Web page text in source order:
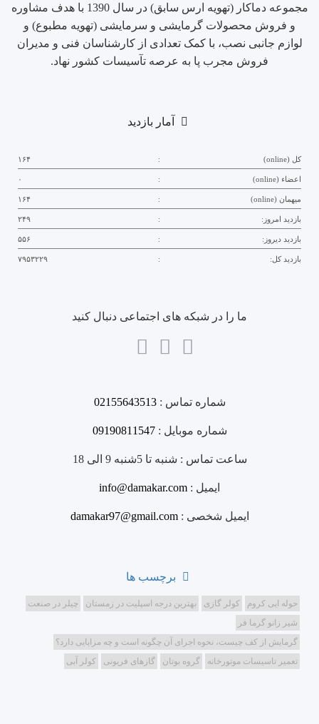
مجموعه دماکار (تهویه ارس سابق) در سال 1390 با هدف مشاوره
و فروش محصولات گرمایشی و سرمایشی (تهویه مطبوع) و
لوازم جانبی نصب، با کمک تعدادی از کارشناسان فنی و مدیران
فروش مجرب پا به عرصه تآسیسات کشور نهاد.
آمار بازدید
کل (online) : ۱۶۴
اعضاء (online) : ۰
میهمان (online) : ۱۶۴
بازدید امروز: : ۲۴۹
بازدید دیروز: : ۵۵۶
بازدید کل: : ۷۹۵۳۲۲۹
ما را در شبکه های اجتماعی دنبال کنید
شماره تماس :02155643513
شماره موبایل :09190811547
ساعت تماس : شنبه تا 5شنبه 9 الی 18
ایمیل : info@damakar.com
ایمیل شخصی :damakar97@gmail.com
برچسب ها
حوله ایی کروم کولر گازی بهترین درجه اسپلیت در زمستان
چیلر در صنعت
شیر زانو گرما فر
گرمایش از کف چیست، نحوه اجرای آن چگونه است و چه مزایایی دارد؟
تعمیر تاسیسات موتورخانه
گروه بوتان گازهای فریونی کولر آبی